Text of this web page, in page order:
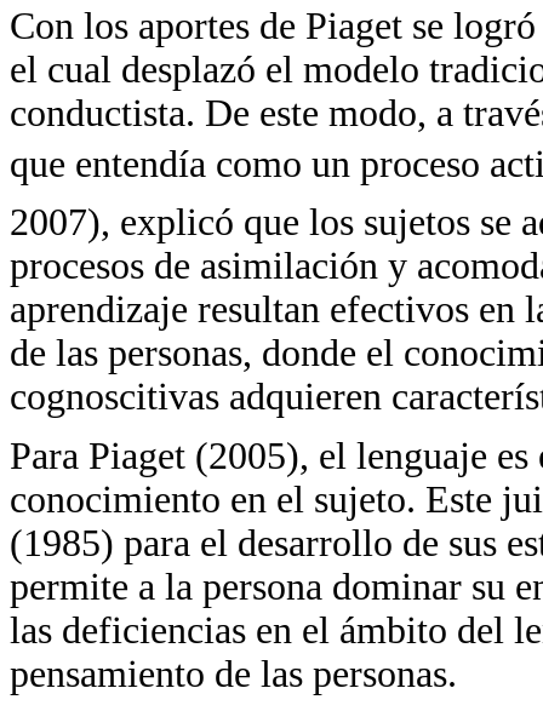
Con los aportes de Piaget se
el cual desplazó el modelo
conductista. De este modo, a
que entendía como un proceso
2007), explicó que los sujetos se
procesos de asimilación y
aprendizaje resultan efectivos en
de las personas, donde el
cognoscitivas adquieren
Para Piaget (2005), el lenguaje
conocimiento en el sujeto. Este
(1985) para el desarrollo de sus
permite a la persona dominar su
las deficiencias en el ámbito del
pensamiento de las personas.